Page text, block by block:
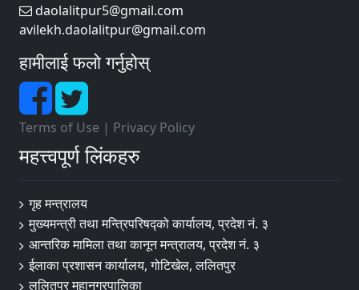
daolalitpur5@gmail.com
avilekh.daolalitpur@gmail.com
हामीलाई फलो गर्नुहोस्
Terms of Use | Privacy Policy
महत्त्वपूर्ण लिंकहरु
गृह मन्त्रालय
मुख्यमन्त्री तथा मन्त्रिपरिषद्को कार्यालय, प्रदेश नं. ३
आन्तरिक मामिला तथा कानून मन्त्रालय, प्रदेश नं. ३
ईलाका प्रशासन कार्यालय, गोटिखेल, ललितपुर
ललितपुर महानगरपालिका